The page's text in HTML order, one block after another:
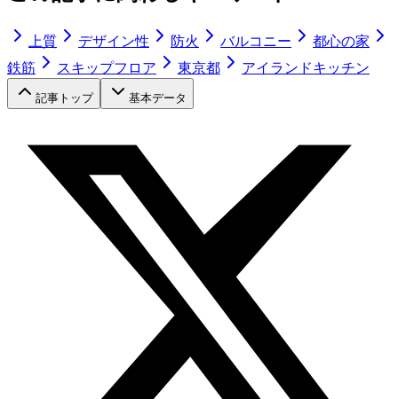
上質 デザイン性 防火 バルコニー
都心の家
鉄筋
スキップフロア 東京都 アイランドキッチン
記事トップ 基本データ